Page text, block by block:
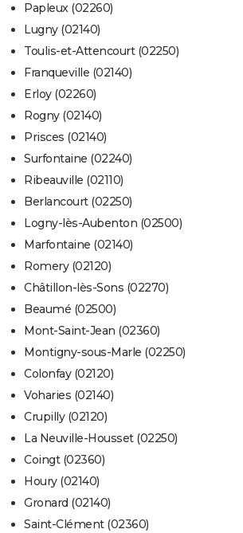
Papleux (02260)
Lugny (02140)
Toulis-et-Attencourt (02250)
Franqueville (02140)
Erloy (02260)
Rogny (02140)
Prisces (02140)
Surfontaine (02240)
Ribeauville (02110)
Berlancourt (02250)
Logny-lès-Aubenton (02500)
Marfontaine (02140)
Romery (02120)
Châtillon-lès-Sons (02270)
Beaumé (02500)
Mont-Saint-Jean (02360)
Montigny-sous-Marle (02250)
Colonfay (02120)
Voharies (02140)
Crupilly (02120)
La Neuville-Housset (02250)
Coingt (02360)
Houry (02140)
Gronard (02140)
Saint-Clément (02360)